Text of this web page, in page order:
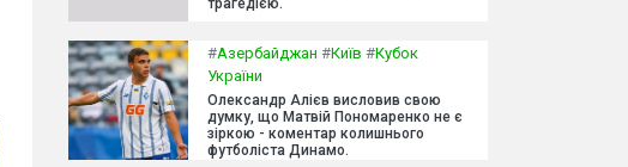
трагедією.
#Азербайджан #Київ #Кубок
України
Олександр Алієв висловив свою
думку, що Матвій Пономаренко не є
зіркою - коментар колишнього
футболіста Динамо.